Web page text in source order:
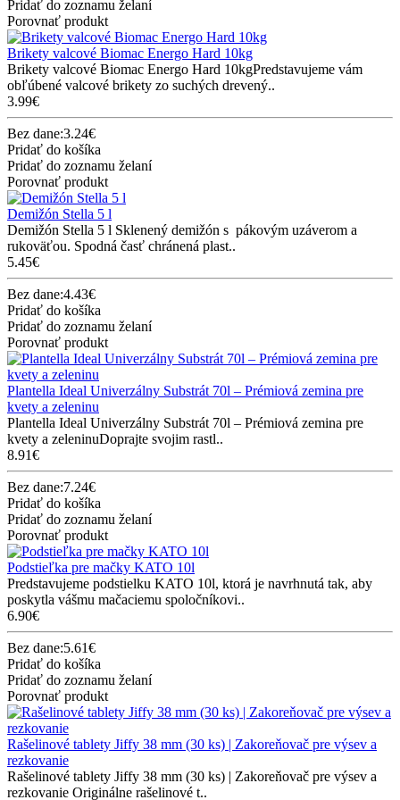
Pridať do zoznamu želaní
Porovnať produkt
Brikety valcové Biomac Energo Hard 10kg
Brikety valcové Biomac Energo Hard 10kgPredstavujeme vám
obľúbené valcové brikety zo suchých drevený..
3.99€
Bez dane:3.24€
Pridať do košíka
Pridať do zoznamu želaní
Porovnať produkt
Demižón Stella 5 l
Demižón Stella 5 l Sklenený demižón s pákovým uzáverom a
rukoväťou. Spodná časť chránená plast..
5.45€
Bez dane:4.43€
Pridať do košíka
Pridať do zoznamu želaní
Porovnať produkt
Plantella Ideal Univerzálny Substrát 70l – Prémiová zemina pre
kvety a zeleninu
Plantella Ideal Univerzálny Substrát 70l – Prémiová zemina pre
kvety a zeleninuDoprajte svojim rastl..
8.91€
Bez dane:7.24€
Pridať do košíka
Pridať do zoznamu želaní
Porovnať produkt
Podstieľka pre mačky KATO 10l
Predstavujeme podstielku KATO 10l, ktorá je navrhnutá tak, aby
poskytla vášmu mačaciemu spoločníkovi..
6.90€
Bez dane:5.61€
Pridať do košíka
Pridať do zoznamu želaní
Porovnať produkt
Rašelinové tablety Jiffy 38 mm (30 ks) | Zakoreňovač pre výsev a
rezkovanie
Rašelinové tablety Jiffy 38 mm (30 ks) | Zakoreňovač pre výsev a
rezkovanie Originálne rašelinové t..